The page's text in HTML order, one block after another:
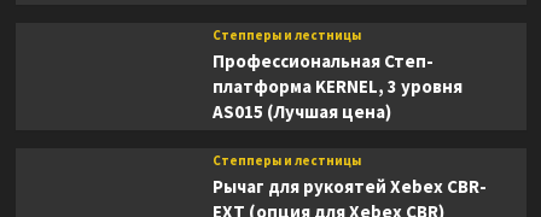
Степперы и лестницы
Профессиональная Степ-
платформа KERNEL, 3 уровня
AS015 (Лучшая цена)
Степперы и лестницы
Рычаг для рукоятей Xebex CBR-
EXT (опция для Xebex CBR)